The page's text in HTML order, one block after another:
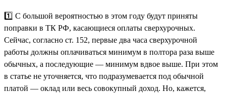
1️⃣ С большой вероятностью в этом году будут приняты
поправки в ТК РФ, касающиеся оплаты сверхурочных.
Сейчас, согласно ст. 152, первые два часа сверхурочной
работы должны оплачиваться минимум в полтора раза выше
обычных, а последующие — минимум вдвое выше. При этом
в статье не уточняется, что подразумевается под обычной
платой — оклад или весь совокупный доход. Но, кажется,